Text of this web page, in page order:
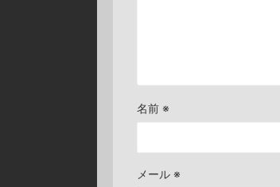
名前 ※
メール ※